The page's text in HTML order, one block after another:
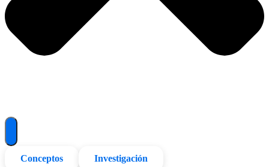
Conceptos Investigación